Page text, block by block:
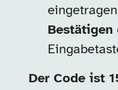
Bestätigen
Der Code ist